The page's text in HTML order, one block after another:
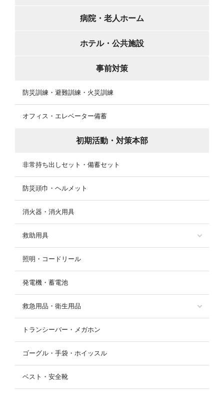
病院・老人ホーム
ホテル・公共施設
事前対策
防災訓練・避難訓練・火災訓練
オフィス・エレベーター備蓄
初期活動・対策本部
非常持ち出しセット・備蓄セット
防災頭巾・ヘルメット
消火器・消火用具
救助用具
照明・コードリール
発電機・蓄電池
救急用品・衛生用品
トランシーバー・メガホン
ゴーグル・手袋・ホイッスル
ベスト・安全靴